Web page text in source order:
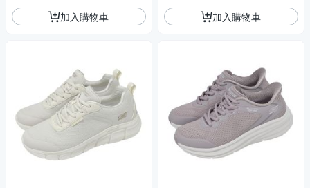
加入購物車 加入購物車